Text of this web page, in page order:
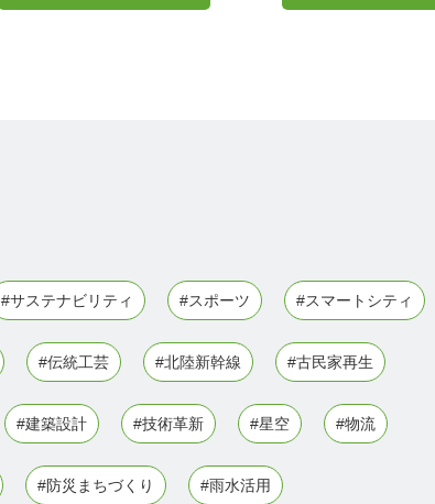
#サステナビリティ #スポーツ #スマートシティ
#伝統工芸 #北陸新幹線 #古民家再生
#建築設計 #技術革新 #星空 #物流
#防災まちづくり #雨水活用